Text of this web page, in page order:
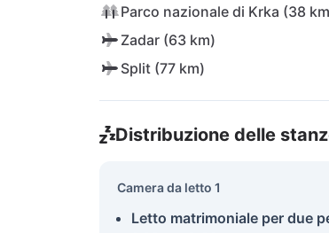
Parco nazionale di Krka (38
Zadar (63 km)
Split (77 km)
Distribuzione delle
Camera da letto 1
Letto matrimoniale per due